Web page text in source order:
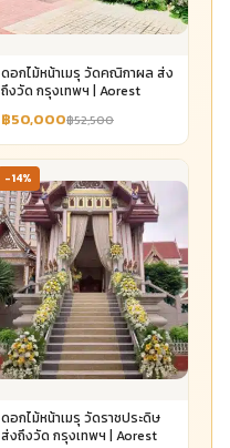
ดอกไม้หน้าเมรุ วัดคณิกาผล ส่ง
ถึงวัด กรุงเทพฯ | Aorest
฿50,000฿52,500
-14%
ดอกไม้หน้าเมรุ วัดราชประดิษ
ส่งถึงวัด กรุงเทพฯ | Aorest